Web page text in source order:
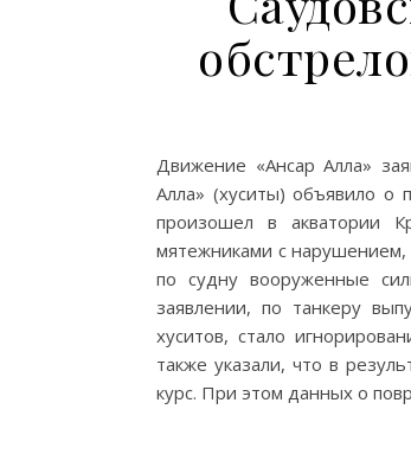
Движение «Ансар Алла»
Алла» (хуситы) объявило о
произошел в акватории
мятежниками с нарушением,
по судну вооруженные
заявлении, по танкеру
хуситов, стало
также указали, что в
курс. При этом данных о